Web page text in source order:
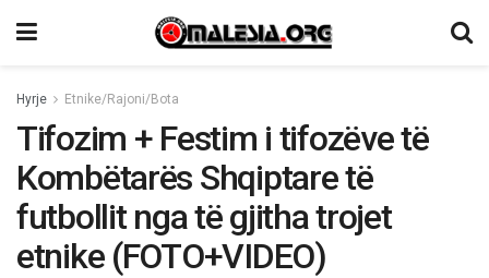
Hyrje Etnike/Rajoni/Bota
Tifozim + Festim i tifozëve të
Kombëtarës Shqiptare të
futbollit nga të gjitha trojet
etnike (FOTO+VIDEO)